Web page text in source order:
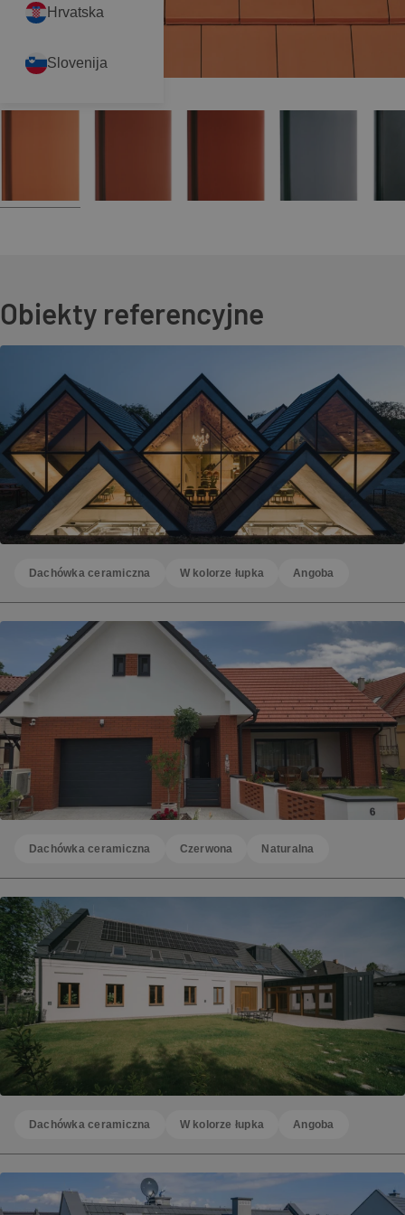
Obiekty referencyjne
Dachówka ceramiczna W kolorze łupka Angoba
Dachówka ceramiczna Czerwona Naturalna
Dachówka ceramiczna W kolorze łupka Angoba
Hrvatska
Slovenija